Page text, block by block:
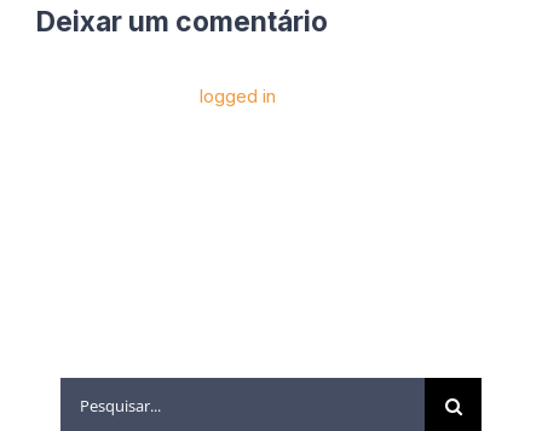
Deixar um comentário
logged in